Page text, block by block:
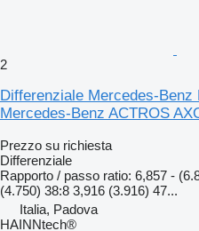
2
Differenziale Mercedes-
Mercedes-Benz ACTROS
Prezzo su richiesta
Differenziale
Rapporto / passo ratio: 6,857 -
(4.750) 38:8 3,916 (3.916) 47...
Italia, Padova
HAINNtech®